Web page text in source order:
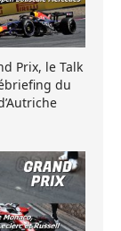
Prix, le Talk
du